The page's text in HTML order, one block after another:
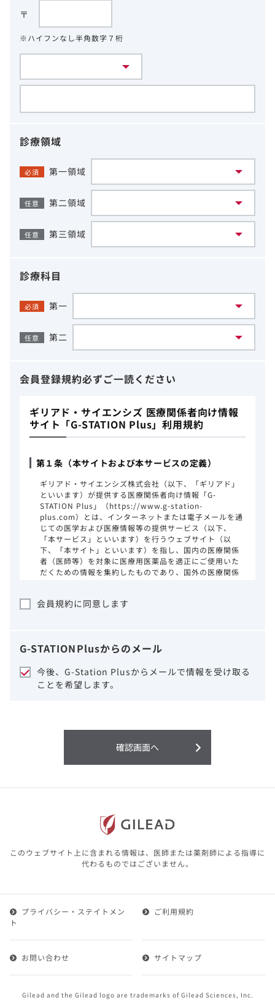
〒
※ハイフンなし半角数字７桁
診療領域
必須 第一領域
任意 第二領域
任意 第三領域
診療科目
必須 第一
任意 第二
会員登録規約必ずご一読ください
ギリアド・サイエンシズ 医療関係者向け情報
サイト「G-STATION Plus」利用規約
第１条（本サイトおよび本サービスの定義）
ギリアド・サイエンシズ株式会社（以下、「ギリアド」
といいます）が提供する医療関係者向け情報「G-
STATION Plus」（https://www.g-station-
plus.com）とは、インターネットまたは電子メールを通
じての医学および医療情報等の提供サービス（以下、
「本サービス」といいます）を行うウェブサイト（以
下、「本サイト」といいます）を指し、国内の医療関係
者（医師等）を対象に医療用医薬品を適正にご使用いた
だくための情報を集約したものであり、国外の医療関係
事項をご熟読いただき、同意された場合のみご利用くだ
ギリアドは、本サイトのコンテンツについて
細心の注意を払い、正確かつ最新の情報を提
供するように努力をしておりますが、正確
性、確実性、妥当性、有用性、ご利用になら
利用することまたは利用できなかったことよ
り生じる損害については一切の責任を負いか
含む）の情報は、その製品またはその製品の
本サイト内の情報は、医師その他医療関係者
が行なうべきアドバイスやサービスを提供す
るものではありません。本サイトに表示され
ている情報は、決して、医師その他医療関係
1.会員とは、医療関係者の方で、本サービスの利用規約
ービスに登録を申し込みギリアドがこれを承認した方を
いいます。
けることができます。
会員規約に同意します
G-STATIONPlusからのメール
今後、G-Station Plusからメールで情報を受け取る
ことを希望します。
確認画面へ
このウェブサイト上に含まれる情報は、医師または薬剤師による指導に
代わるものではございません。
Gilead and the Gilead logo are trademarks of Gilead Sciences, Inc.
プライバシー・ステイトメン
ト
ご利用規約
お問い合わせ サイトマップ